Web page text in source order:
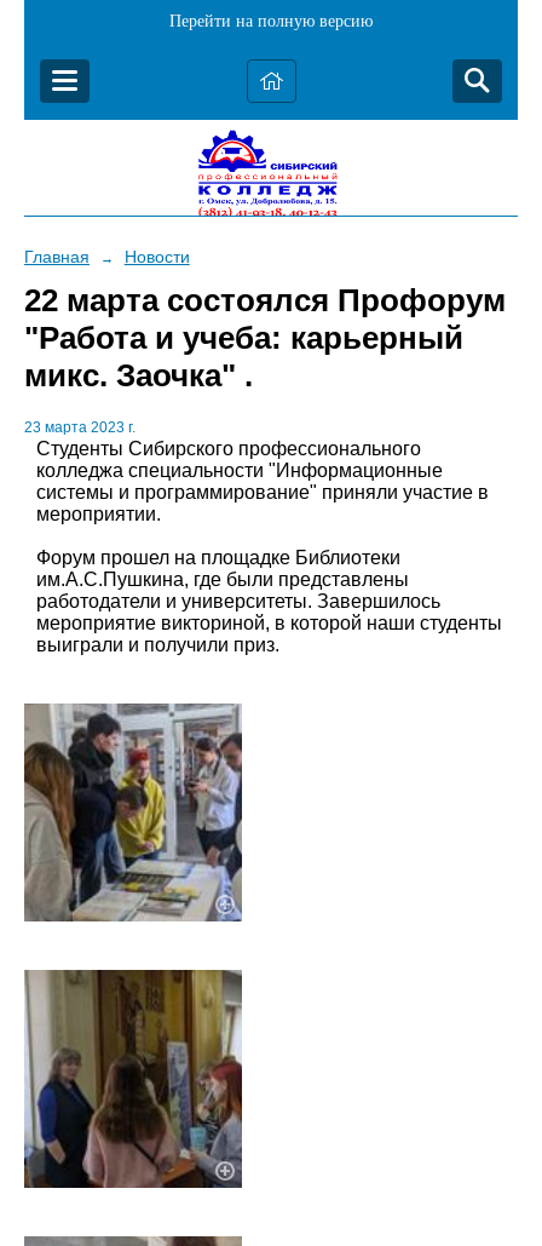
Перейти на полную версию
Главная → Новости
22 марта состоялся Профорум
"Работа и учеба: карьерный
микс. Заочка" .
23 марта 2023 г.
Студенты Сибирского профессионального
колледжа специальности "Информационные
системы и программирование" приняли участие в
мероприятии.
Форум прошел на площадке Библиотеки
им.А.С.Пушкина, где были представлены
работодатели и университеты. Завершилось
мероприятие викториной, в которой наши студенты
выиграли и получили приз.